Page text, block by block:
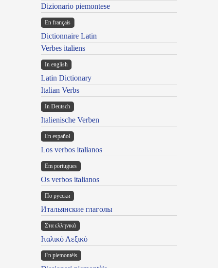
Dizionario piemontese
En français
Dictionnaire Latin
Verbes italiens
In english
Latin Dictionary
Italian Verbs
In Deutsch
Italienische Verben
En español
Los verbos italianos
Em portugues
Os verbos italianos
По русски
Итальянские глаголы
Στα ελληνικά
Ιταλικό Λεξικό
Ën piemontèis